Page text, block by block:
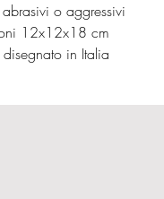
o aggressivi
12x12x18 cm
disegnato in Italia